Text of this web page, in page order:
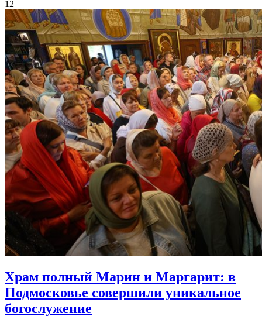
12
Храм полный Марин и Маргарит: в
Подмосковье совершили уникальное
богослужение